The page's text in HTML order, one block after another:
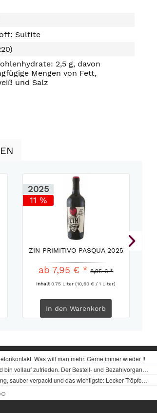
Sulfite
2,5 g, davon
Mengen von Fett,
und Salz
2025
11 %
ZIN PRIMITIVO PASQUA 2025
ab 7,95 € * 8,95 € *
Inhalt0.75 Liter(10,60 € / 1 Liter)
In den Warenkorb